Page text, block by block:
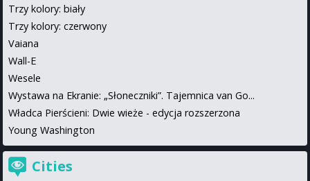
Trzy kolory: biały
Trzy kolory: czerwony
Vaiana
Wall-E
Wesele
Wystawa na Ekranie: „Słoneczniki”. Tajemnica van Go...
Władca Pierścieni: Dwie wieże - edycja rozszerzona
Young Washington
Cities